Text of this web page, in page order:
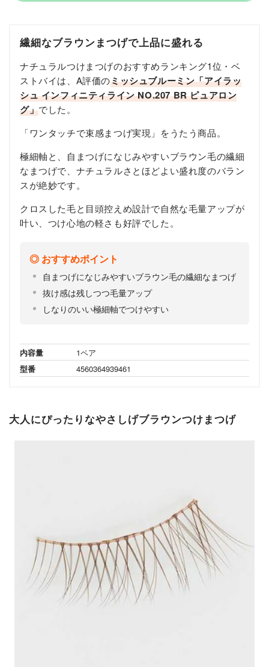
繊細なブラウンまつげで上品に盛れる
ナチュラルつけまつげのおすすめランキング1位・ベ
ストバイは、A評価のミッシュブルーミン「アイラッ
シュ インフィニティライン NO.207 BR ピュアロン
グ」でした。
「ワンタッチで束感まつげ実現」をうたう商品。
極細軸と、自まつげになじみやすいブラウン毛の繊細
なまつげで、ナチュラルさとほどよい盛れ度のバラン
スが絶妙です。
クロスした毛と目頭控えめ設計で自然な毛量アップが
叶い、つけ心地の軽さも好評でした。
おすすめポイント
自まつげになじみやすいブラウン毛の繊細なまつげ
抜け感は残しつつ毛量アップ
しなりのいい極細軸でつけやすい
内容量
1ペア
型番
4560364939461
大人にぴったりなやさしげブラウンつけまつげ